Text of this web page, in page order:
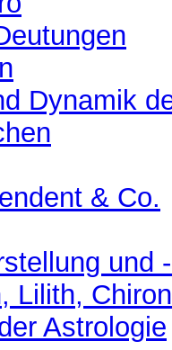
Dynamik
& Co.
und
Lilith,
Astrologie